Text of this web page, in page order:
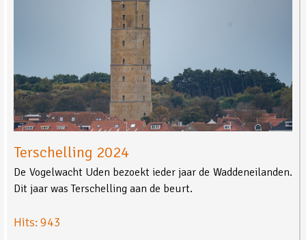
Terschelling 2024
De Vogelwacht Uden bezoekt ieder jaar de Waddeneilanden.
Dit jaar was Terschelling aan de beurt.
Hits: 943